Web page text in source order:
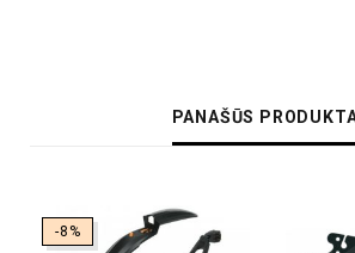
PANAŠŪS
-8%